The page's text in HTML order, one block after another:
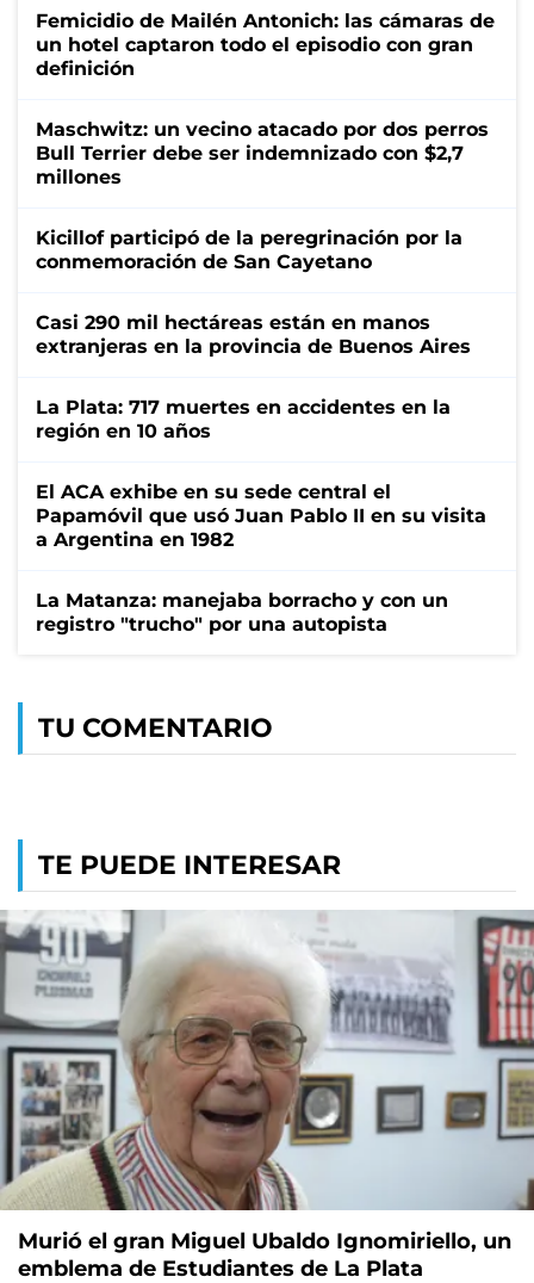
Femicidio de Mailén Antonich: las cámaras de
un hotel captaron todo el episodio con gran
definición
Maschwitz: un vecino atacado por dos perros
Bull Terrier debe ser indemnizado con $2,7
millones
Kicillof participó de la peregrinación por la
conmemoración de San Cayetano
Casi 290 mil hectáreas están en manos
extranjeras en la provincia de Buenos Aires
La Plata: 717 muertes en accidentes en la
región en 10 años
El ACA exhibe en su sede central el
Papamóvil que usó Juan Pablo II en su visita
a Argentina en 1982
La Matanza: manejaba borracho y con un
registro "trucho" por una autopista
TU COMENTARIO
TE PUEDE INTERESAR
Murió el gran Miguel Ubaldo Ignomiriello, un
emblema de Estudiantes de La Plata